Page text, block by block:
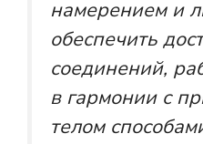
намерением и
обеспечить
соединений,
в гармонии с
телом